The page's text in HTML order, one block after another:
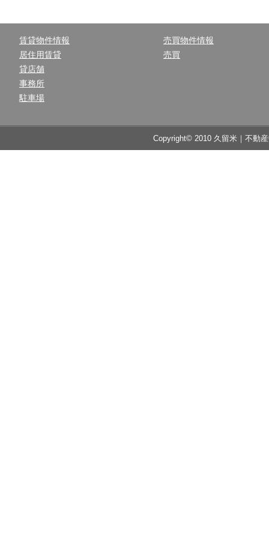
賃貸物件情報
居住用賃貸
貸店舗
事務所
駐車場
売買物件情報
売買
Copyright© 2010 久留米｜不動